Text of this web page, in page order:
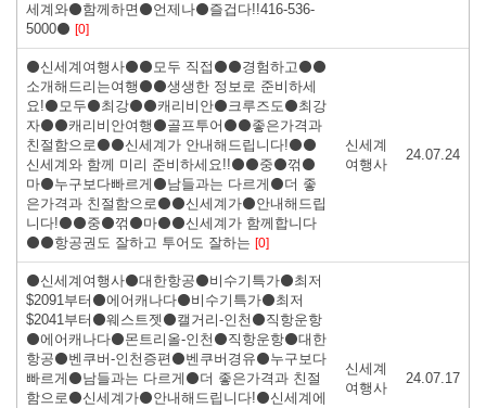
세계와⚫함께하면⚫언제나⚫즐겁다!!416-536-
5000⚫ [0]
⚫신세계여행사⚫⚫모두 직접⚫⚫경험하고⚫⚫
소개해드리는여행⚫⚫생생한 정보로 준비하세
요!⚫모두⚫최강⚫⚫캐리비안⚫크루즈도⚫최강
자⚫⚫캐리비안여행⚫골프투어⚫⚫좋은가격과
친절함으로⚫⚫신세계가 안내해드립니다!⚫⚫
신세계와 함께 미리 준비하세요!!⚫⚫중⚫꺾⚫
마⚫누구보다빠르게⚫남들과는 다르게⚫더 좋
은가격과 친절함으로⚫⚫신세계가⚫안내해드립
니다!⚫⚫중⚫꺾⚫마⚫⚫신세계가 함께합니다
⚫⚫항공권도 잘하고 투어도 잘하는 [0]
신세계
여행사
24.07.24
⚫신세계여행사⚫대한항공⚫비수기특가⚫최저
$2091부터⚫에어캐나다⚫비수기특가⚫최저
$2041부터⚫웨스트젯⚫캘거리-인천⚫직항운항
⚫에어캐나다⚫몬트리올-인천⚫직항운항⚫대한
항공⚫벤쿠버-인천증편⚫벤쿠버경유⚫누구보다
빠르게⚫남들과는 다르게⚫더 좋은가격과 친절
함으로⚫신세계가⚫안내해드립니다!⚫신세계에
신세계
여행사
24.07.17